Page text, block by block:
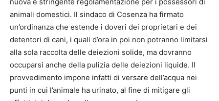
animali domestici. Il sindaco di Cosenza ha firmato
un’ordinanza che estende i doveri dei proprietari e dei
detentori di cani, i quali d’ora in poi non potranno limitarsi
alla sola raccolta delle deiezioni solide, ma dovranno
occuparsi anche della pulizia delle deiezioni liquide. Il
provvedimento impone infatti di versare dell’acqua nei
punti in cui l’animale ha urinato, al fine di mitigare gli